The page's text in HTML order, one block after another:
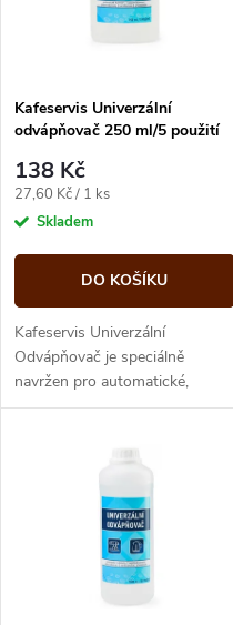
p
r
o
d
u
k
s
p
r
o
d
u
Kafeservis Univerzální
odvápňovač 250 ml/5 použití
138 Kč
Měrná
cena:
27,60 Kč / 1 ks
Skladem
DO KOŠÍKU
Kafeservis Univerzální
Odvápňovač je speciálně
navržen pro automatické,
pákové a kapslové kávovary.
odvápnění kávovaru...